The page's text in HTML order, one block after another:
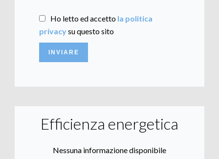
Ho letto ed accetto la politica
privacysu questo sito
INVIARE
Efficienza energetica
Nessuna informazione disponibile